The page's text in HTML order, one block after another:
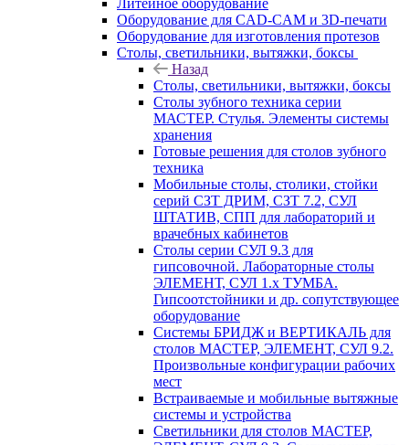
Литейное оборудование
Оборудование для CAD-CAM и 3D-печати
Оборудование для изготовления протезов
Cтолы, светильники, вытяжки, боксы
Назад
Cтолы, светильники, вытяжки, боксы
Столы зубного техника серии
МАСТЕР. Стулья. Элементы системы
хранения
Готовые решения для столов зубного
техника
Мобильные столы, столики, стойки
серий СЗТ ДРИМ, СЗТ 7.2, СУЛ
ШТАТИВ, СПП для лабораторий и
врачебных кабинетов
Столы серии СУЛ 9.3 для
гипсовочной. Лабораторные столы
ЭЛЕМЕНТ, СУЛ 1.х ТУМБА.
Гипсоотстойники и др. сопутствующее
оборудование
Системы БРИДЖ и ВЕРТИКАЛЬ для
столов МАСТЕР, ЭЛЕМЕНТ, СУЛ 9.2.
Произвольные конфигурации рабочих
мест
Встраиваемые и мобильные вытяжные
системы и устройства
Светильники для столов МАСТЕР,